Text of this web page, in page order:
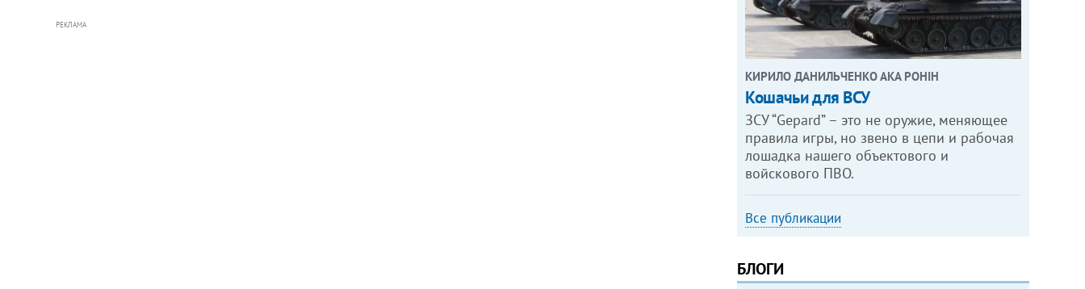
РЕКЛАМА
КИРИЛО ДАНИЛЬЧЕНКО АКА РОНІН
Кошачьи для ВСУ
ЗСУ “Gepard” – это не оружие, меняющее
правила игры, но звено в цепи и рабочая
лошадка нашего объектового и
войскового ПВО.
Все публикации
БЛОГИ